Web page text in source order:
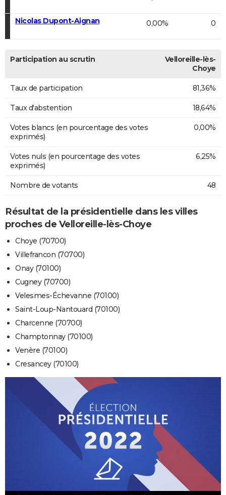
Nicolas Dupont-Aignan 0,00% 0
Participation au scrutin
Velloreille-lès-
Choye
Taux de participation 81,36%
Taux d'abstention 18,64%
Votes blancs (en pourcentage des votes
exprimés)
0,00%
Votes nuls (en pourcentage des votes
exprimés)
6,25%
Nombre de votants 48
Résultat de la présidentielle dans les villes
proches de Velloreille-lès-Choye
Choye (70700)
Villefrancon (70700)
Onay (70100)
Cugney (70700)
Velesmes-Échevanne (70100)
Saint-Loup-Nantouard (70100)
Charcenne (70700)
Champtonnay (70100)
Venère (70100)
Cresancey (70100)